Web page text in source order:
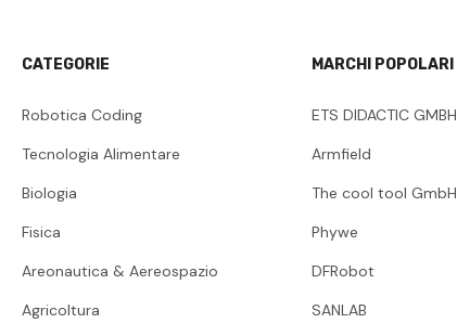
CATEGORIE
Robotica Coding
Tecnologia Alimentare
Biologia
Fisica
Areonautica & Aereospazio
Agricoltura
MARCHI POPOLARI
ETS DIDACTIC GMBH
Armfield
The cool tool GmbH
Phywe
DFRobot
SANLAB